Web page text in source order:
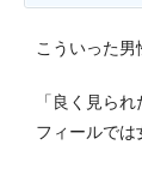
こういった男
「良く見ら
フィールでは